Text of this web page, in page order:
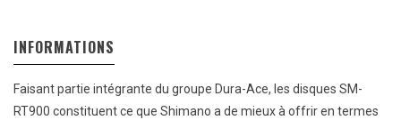
INFORMATIONS
Faisant partie intégrante du groupe Dura-Ace, les disques SM-
RT900 constituent ce que Shimano a de mieux à offrir en termes